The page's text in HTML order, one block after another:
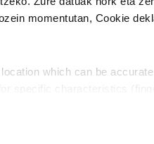
momentutan, Cookie
which can be
modu librean